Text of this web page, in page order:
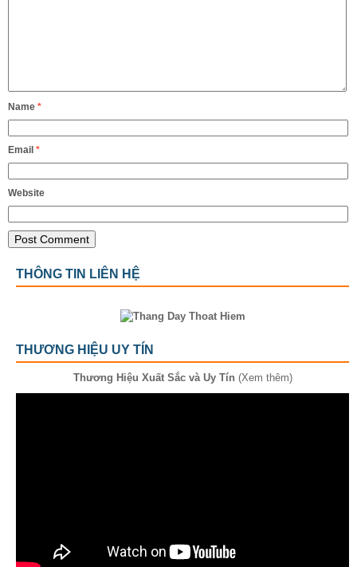
Name *
Email *
Website
THÔNG TIN LIÊN HỆ
THƯƠNG HIỆU UY TÍN
Thương Hiệu Xuất Sắc và Uy Tín (Xem thêm)